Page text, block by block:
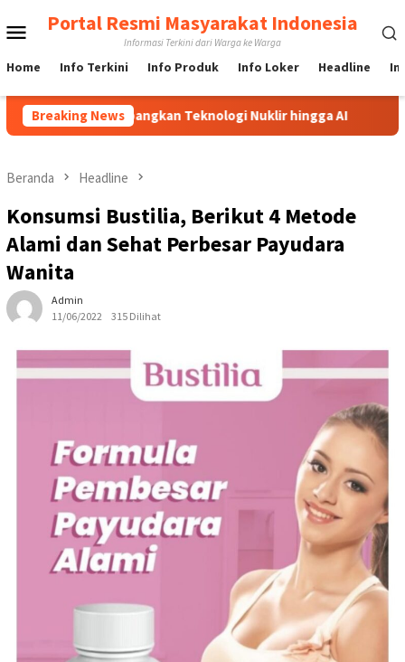
ke
Menu
Mobile
Portal Resmi Masyarakat Indonesia
Informasi Terkini dari Warga ke Warga
Home Info Terkini Info Produk Info Loker Headline
Breaking NewsTeknologi Nuklir hingga AI PBNU Tunjuk
Beranda Headline
Konsumsi Bustilia, Berikut 4 Metode
Alami dan Sehat Perbesar Payudara
Wanita
Admin
11/06/2022
315 Dilihat